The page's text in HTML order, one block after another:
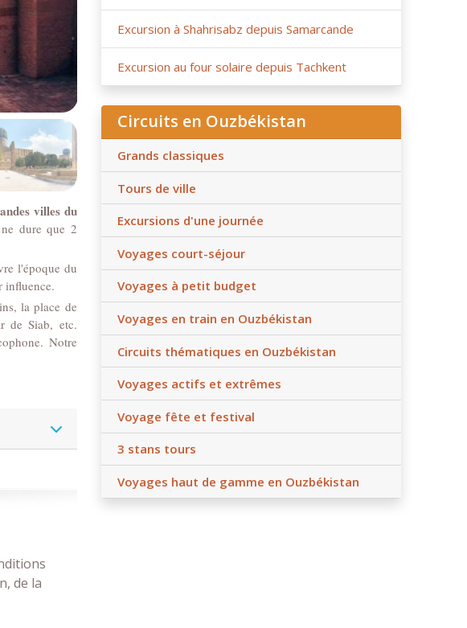
villes du
dure que 2
l'époque du
influence.
la place de
de Siab, etc.
Notre
de la
Excursion à Shahrisabz depuis Samarcande
Excursion au four solaire depuis Tachkent
Circuits en Ouzbékistan
Grands classiques
Tours de ville
Excursions d'une journée
Voyages court-séjour
Voyages à petit budget
Voyages en train en Ouzbékistan
Circuits thématiques en Ouzbékistan
Voyages actifs et extrêmes
Voyage fête et festival
3 stans tours
Voyages haut de gamme en Ouzbékistan